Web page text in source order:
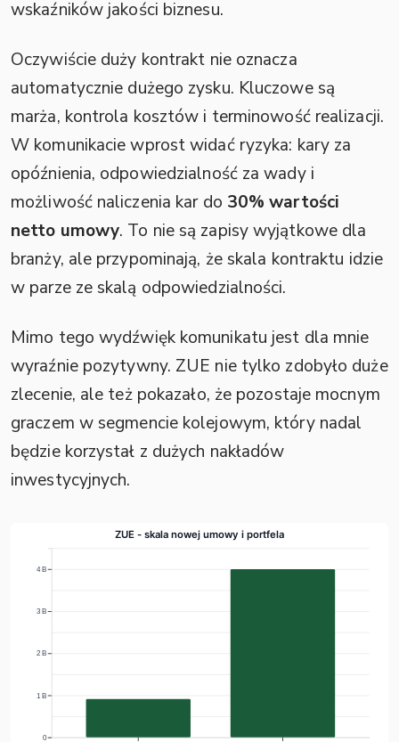
wskaźników jakości biznesu.
Oczywiście duży kontrakt nie oznacza
automatycznie dużego zysku. Kluczowe są
marża, kontrola kosztów i terminowość realizacji.
W komunikacie wprost widać ryzyka: kary za
opóźnienia, odpowiedzialność za wady i
możliwość naliczenia kar do 30% wartości
netto umowy. To nie są zapisy wyjątkowe dla
branży, ale przypominają, że skala kontraktu idzie
w parze ze skalą odpowiedzialności.
Mimo tego wydźwięk komunikatu jest dla mnie
wyraźnie pozytywny. ZUE nie tylko zdobyło duże
zlecenie, ale też pokazało, że pozostaje mocnym
graczem w segmencie kolejowym, który nadal
będzie korzystał z dużych nakładów
inwestycyjnych.